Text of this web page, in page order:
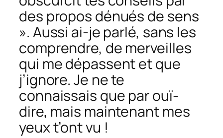
des propos dénués de sens
». Aussi ai-je parlé, sans les
comprendre, de merveilles
qui me dépassent et que
j’ignore. Je ne te
connaissais que par ouï-
dire, mais maintenant mes
yeux t’ont vu !